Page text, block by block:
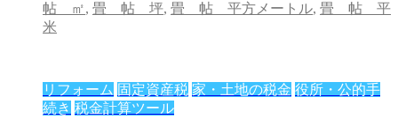
帖 ㎡, 畳 帖 坪, 畳 帖 平方メートル, 畳 帖 平
米
リフォーム 固定資産税 家・土地の税金 役所・公的手
続き 税金計算ツール